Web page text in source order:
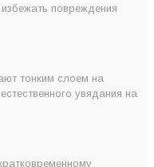
повреждения
тонким слоем на
увядания на